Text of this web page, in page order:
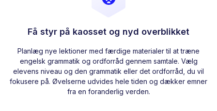
Få styr på kaosset og nyd overblikket
Planlæg nye lektioner med færdige materialer til at træne
engelsk grammatik og ordforråd gennem samtale. Vælg
elevens niveau og den grammatik eller det ordforråd, du vil
fokusere på. Øvelserne udvides hele tiden og dækker emner
fra en foranderlig verden.